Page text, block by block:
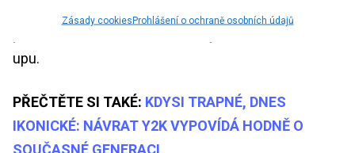
Zásady cookiesProhlášení o ochraně osobních údajů
upu.
PŘEČTĚTE SI TAKÉ: KDYSI TRAPNÉ, DNES
IKONICKÉ: NÁVRAT Y2K VYPOVÍDÁ HODNĚ O
SOUČASNÉ GENERACI